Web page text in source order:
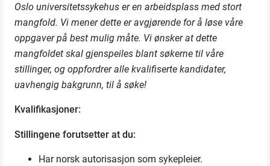
Oslo universitetssykehus er en arbeidsplass med stort
mangfold. Vi mener dette er avgjørende for å løse våre
oppgaver på best mulig måte. Vi ønsker at dette
mangfoldet skal gjenspeiles blant søkerne til våre
stillinger, og oppfordrer alle kvalifiserte kandidater,
uavhengig bakgrunn, til å søke!
Kvalifikasjoner:
Stillingene forutsetter at du:
Har norsk autorisasjon som sykepleier.